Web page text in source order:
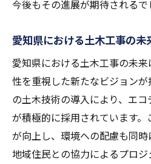
今後もその進展が期待されるで
愛知県における土木工事の未
愛知県における土木工事の未
性を重視した新たなビジョン
の土木技術の導入により、エ
が積極的に採用されています
が向上し、環境への配慮も同時
地域住民との協力によるプロ